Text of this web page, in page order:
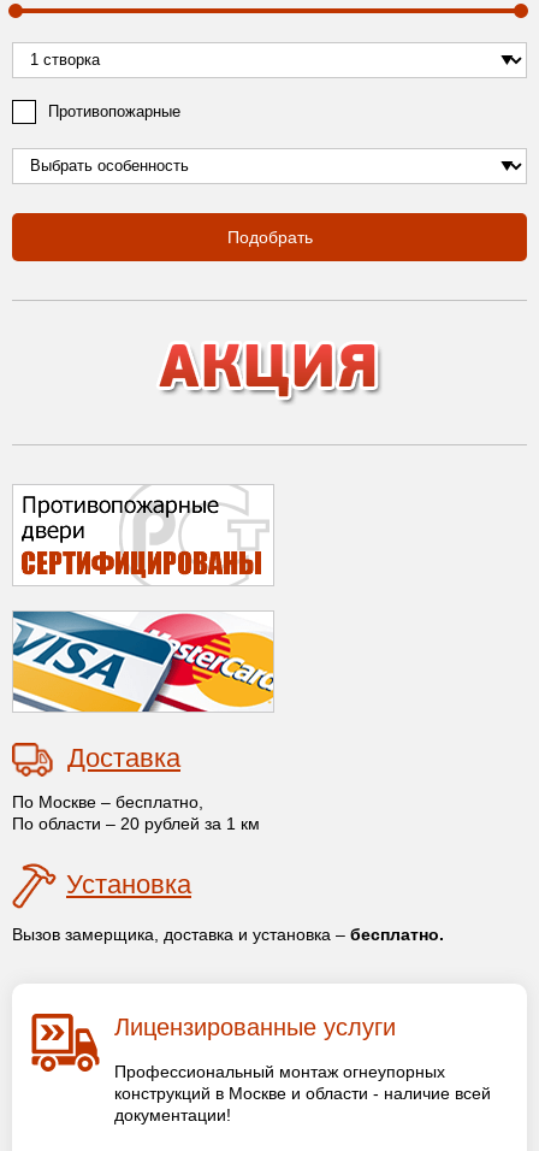
Противопожарные
Подобрать
Доставка
По Москве – бесплатно,
По области – 20 рублей за 1 км
Установка
Вызов замерщика, доставка и установка – бесплатно.
Лицензированные услуги
Профессиональный монтаж огнеупорных
конструкций в Москве и области - наличие всей
документации!